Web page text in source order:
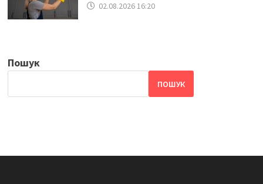
02.08.2026 16:20
Пошук
ПОШУК